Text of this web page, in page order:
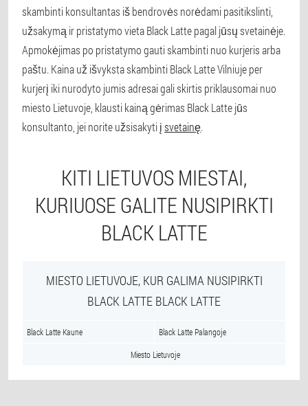
skambinti konsultantas iš bendrovės norėdami pasitikslinti,
užsakymą ir pristatymo vieta Black Latte pagal jūsų svetainėje.
Apmokėjimas po pristatymo gauti skambinti nuo kurjeris arba
paštu. Kaina už išvyksta skambinti Black Latte Vilniuje per
kurjerį iki nurodyto jumis adresai gali skirtis priklausomai nuo
miesto Lietuvoje, klausti kainą gėrimas Black Latte jūs
konsultanto, jei norite užsisakyti įsvetainę.
KITI LIETUVOS MIESTAI,
KURIUOSE GALITE NUSIPIRKTI
BLACK LATTE
MIESTO LIETUVOJE, KUR GALIMA NUSIPIRKTI
BLACK LATTE BLACK LATTE
Black Latte Kaune Black Latte Palangoje
Miesto Lietuvoje